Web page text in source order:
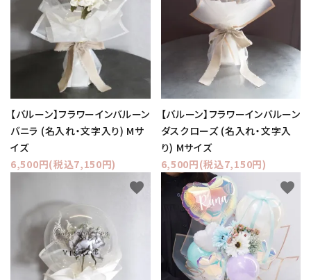
【バルーン】フラワーインバルーン
バニラ (名入れ・文字入り) Mサ
イズ
6,500円(税込7,150円)
【バルーン】フラワーインバルーン
ダスクローズ (名入れ・文字入
り) Mサイズ
6,500円(税込7,150円)
favorite favorite